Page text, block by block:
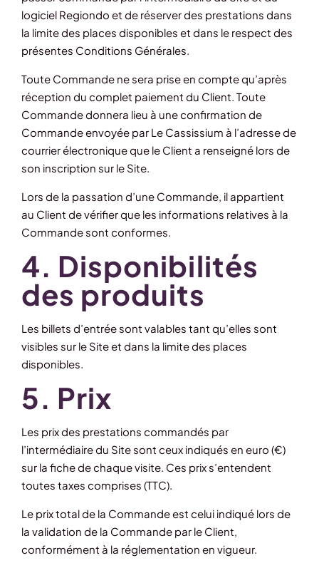
logiciel Regiondo et de réserver des prestations dans
la limite des places disponibles et dans le respect des
présentes Conditions Générales.
Toute Commande ne sera prise en compte qu’après
réception du complet paiement du Client. Toute
Commande donnera lieu à une confirmation de
Commande envoyée par Le Cassissium à l’adresse de
courrier électronique que le Client a renseigné lors de
son inscription sur le Site.
Lors de la passation d’une Commande, il appartient
au Client de vérifier que les informations relatives à la
Commande sont conformes.
4. Disponibilités
des produits
Les billets d’entrée sont valables tant qu’elles sont
visibles sur le Site et dans la limite des places
disponibles.
5. Prix
Les prix des prestations commandés par
l’intermédiaire du Site sont ceux indiqués en euro (€)
sur la fiche de chaque visite. Ces prix s’entendent
toutes taxes comprises (TTC).
Le prix total de la Commande est celui indiqué lors de
la validation de la Commande par le Client,
conformément à la réglementation en vigueur.